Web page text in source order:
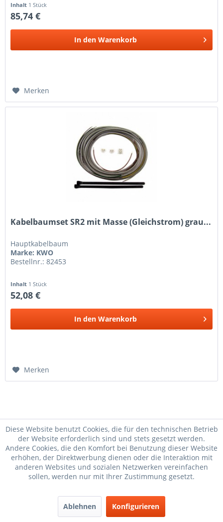
Inhalt 1 Stück
85,74 €
In den Warenkorb
Merken
Kabelbaumset SR2 mit Masse (Gleichstrom) grau...
Hauptkabelbaum
Marke: KWO
Bestellnr.: 82453
Inhalt 1 Stück
52,08 €
In den Warenkorb
Merken
Kabelbaum Vape Kabelbaumsatz Kabelbaum S51
Kabelbaum Kabelsatz Kabelbaum SR1 Kabelbaum
Kabelbaum DUO 4 Kabelbaumset Kabelsatz zum
Kabelbaumset
Kabelbaumsatz Kabelbaum S51 1
Diese Website benutzt Cookies, die für den technischen Betrieb
der Website erforderlich sind und stets gesetzt werden.
Andere Cookies, die den Komfort bei Benutzung dieser Website
erhöhen, der Direktwerbung dienen oder die Interaktion mit
anderen Websites und sozialen Netzwerken vereinfachen
sollen, werden nur mit Ihrer Zustimmung gesetzt.
Ablehnen Konfigurieren